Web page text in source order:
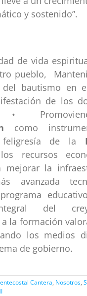
y sostenido”.
de vida
pueblo,
del bautismo en
de los
•
como
de la
recursos
mejorar la
avanzada
del
la formación
los medios
de gobierno.
Cantera, Nosotros,